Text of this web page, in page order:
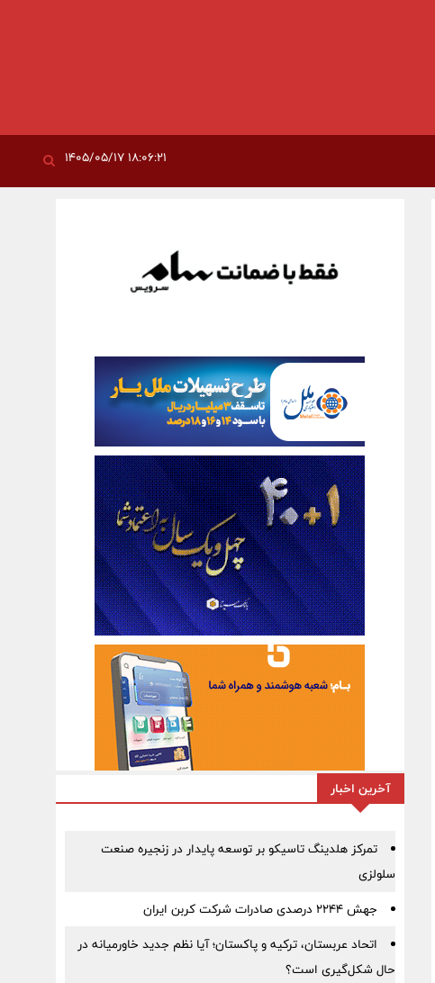
آخرین اخبار
تمرکز هلدینگ تاسیکو بر توسعه پایدار در زنجیره صنعت
سلولزی
جهش ۲۲۴۴ درصدی صادرات شرکت کربن ایران
اتحاد عربستان، ترکیه و پاکستان؛ آیا نظم جدید خاورمیانه در
حال شکل‌گیری است؟